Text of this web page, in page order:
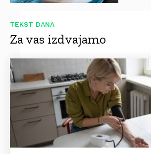
TEKST DANA
Za vas izdvajamo